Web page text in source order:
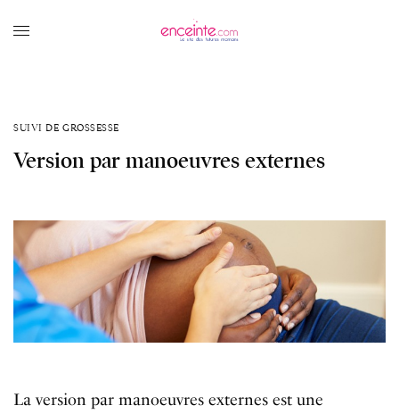
SUIVI DE GROSSESSE
Version par manoeuvres externes
La version par manoeuvres externes est une